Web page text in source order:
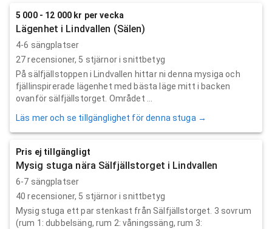
5 000 - 12 000 kr per vecka
Lägenhet i Lindvallen (Sälen)
4-6 sängplatser
27recensioner, 5 stjärnor i snittbetyg
På sälfjällstoppen i Lindvallen hittar ni denna mysiga och
fjällinspirerade lägenhet med bästa läge mitt i backen
ovanför sälfjällstorget. Området ...
Läs mer och se tillgänglighet för denna stuga →
Pris ej tillgängligt
Mysig stuga nära Sälfjällstorget i Lindvallen
6-7 sängplatser
40 recensioner, 5 stjärnor i snittbetyg
Mysig stuga ett par stenkast från Sälfjällstorget. 3 sovrum
(rum 1: dubbelsäng, rum 2: våningssäng, rum 3: